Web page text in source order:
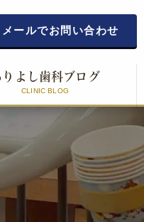
メールでお問い合わせ
りよし歯科ブログ
CLINIC BLOG